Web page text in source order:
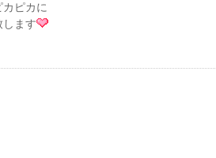
カピカに
します